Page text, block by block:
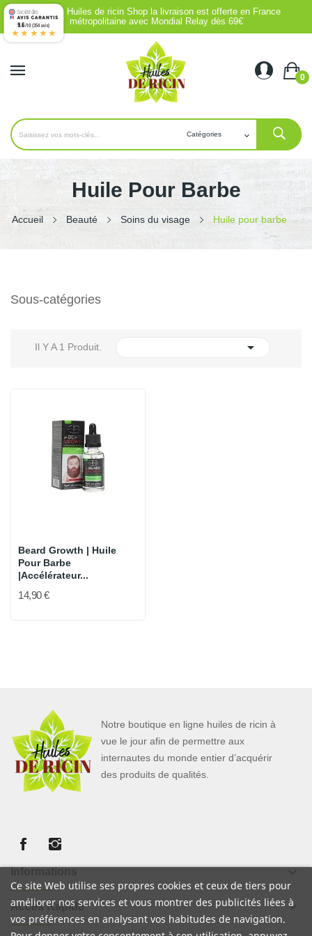
Chez Huiles de ricin Shop la livraison est offerte en France
métropolitaine avec Mondial Relay dès 69€
0
Huile Pour Barbe
Accueil Beauté Soins du visage Huile pour barbe
Sous-catégories
Il Y A 1 Produit. 
Beard Growth | Huile
Pour Barbe
|Accélérateur...
14,90 €
Notre boutique en ligne huiles de ricin à
vue le jour afin de permettre aux
internautes du monde entier d’acquérir
des produits de qualités.
keyboard_arrow_down
Accès Rapide keyboard_arrow_down
Ce site Web utilise ses propres cookies et ceux de tiers pour
améliorer nos services et vous montrer des publicités liées à
vos préférences en analysant vos habitudes de navigation.
9.6/10 (354 avis)
★★★★★